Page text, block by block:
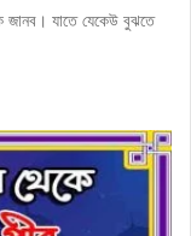
যাতে যেকেউ বুঝতে